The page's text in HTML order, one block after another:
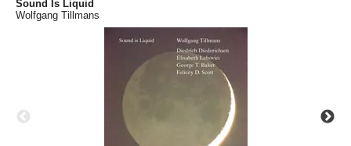
Sound Is Liquid
Wolfgang Tillmans